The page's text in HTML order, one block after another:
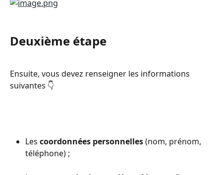
Deuxième étape
Ensuite, vous devez renseigner les informations
suivantes 👇
Les coordonnées personnelles (nom, prénom,
téléphone) ;